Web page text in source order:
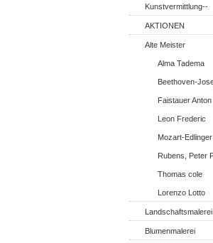
Kunstvermittlung--
AKTIONEN
Alte Meister
Alma Tadema
Beethoven-
Faistauer Anton
Leon Frederic
Mozart-
Rubens, Peter
Thomas cole
Lorenzo Lotto
Landschaftsmalerei
Blumenmalerei